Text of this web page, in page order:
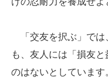
「交友を択ぶ」では
も、友人には「損友
のはないとしています